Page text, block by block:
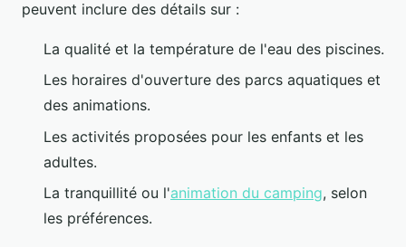
peuvent inclure des détails sur :
La qualité et la température de l'eau des piscines.
Les horaires d'ouverture des parcs aquatiques et
des animations.
Les activités proposées pour les enfants et les
adultes.
La tranquillité ou l'animation du camping, selon
les préférences.